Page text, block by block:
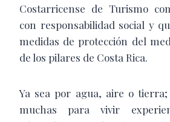
Costarricense de Turismo
con responsabilidad social y
medidas de protección del
de los pilares de Costa Rica.
Ya sea por agua, aire o tierra;
muchas para vivir